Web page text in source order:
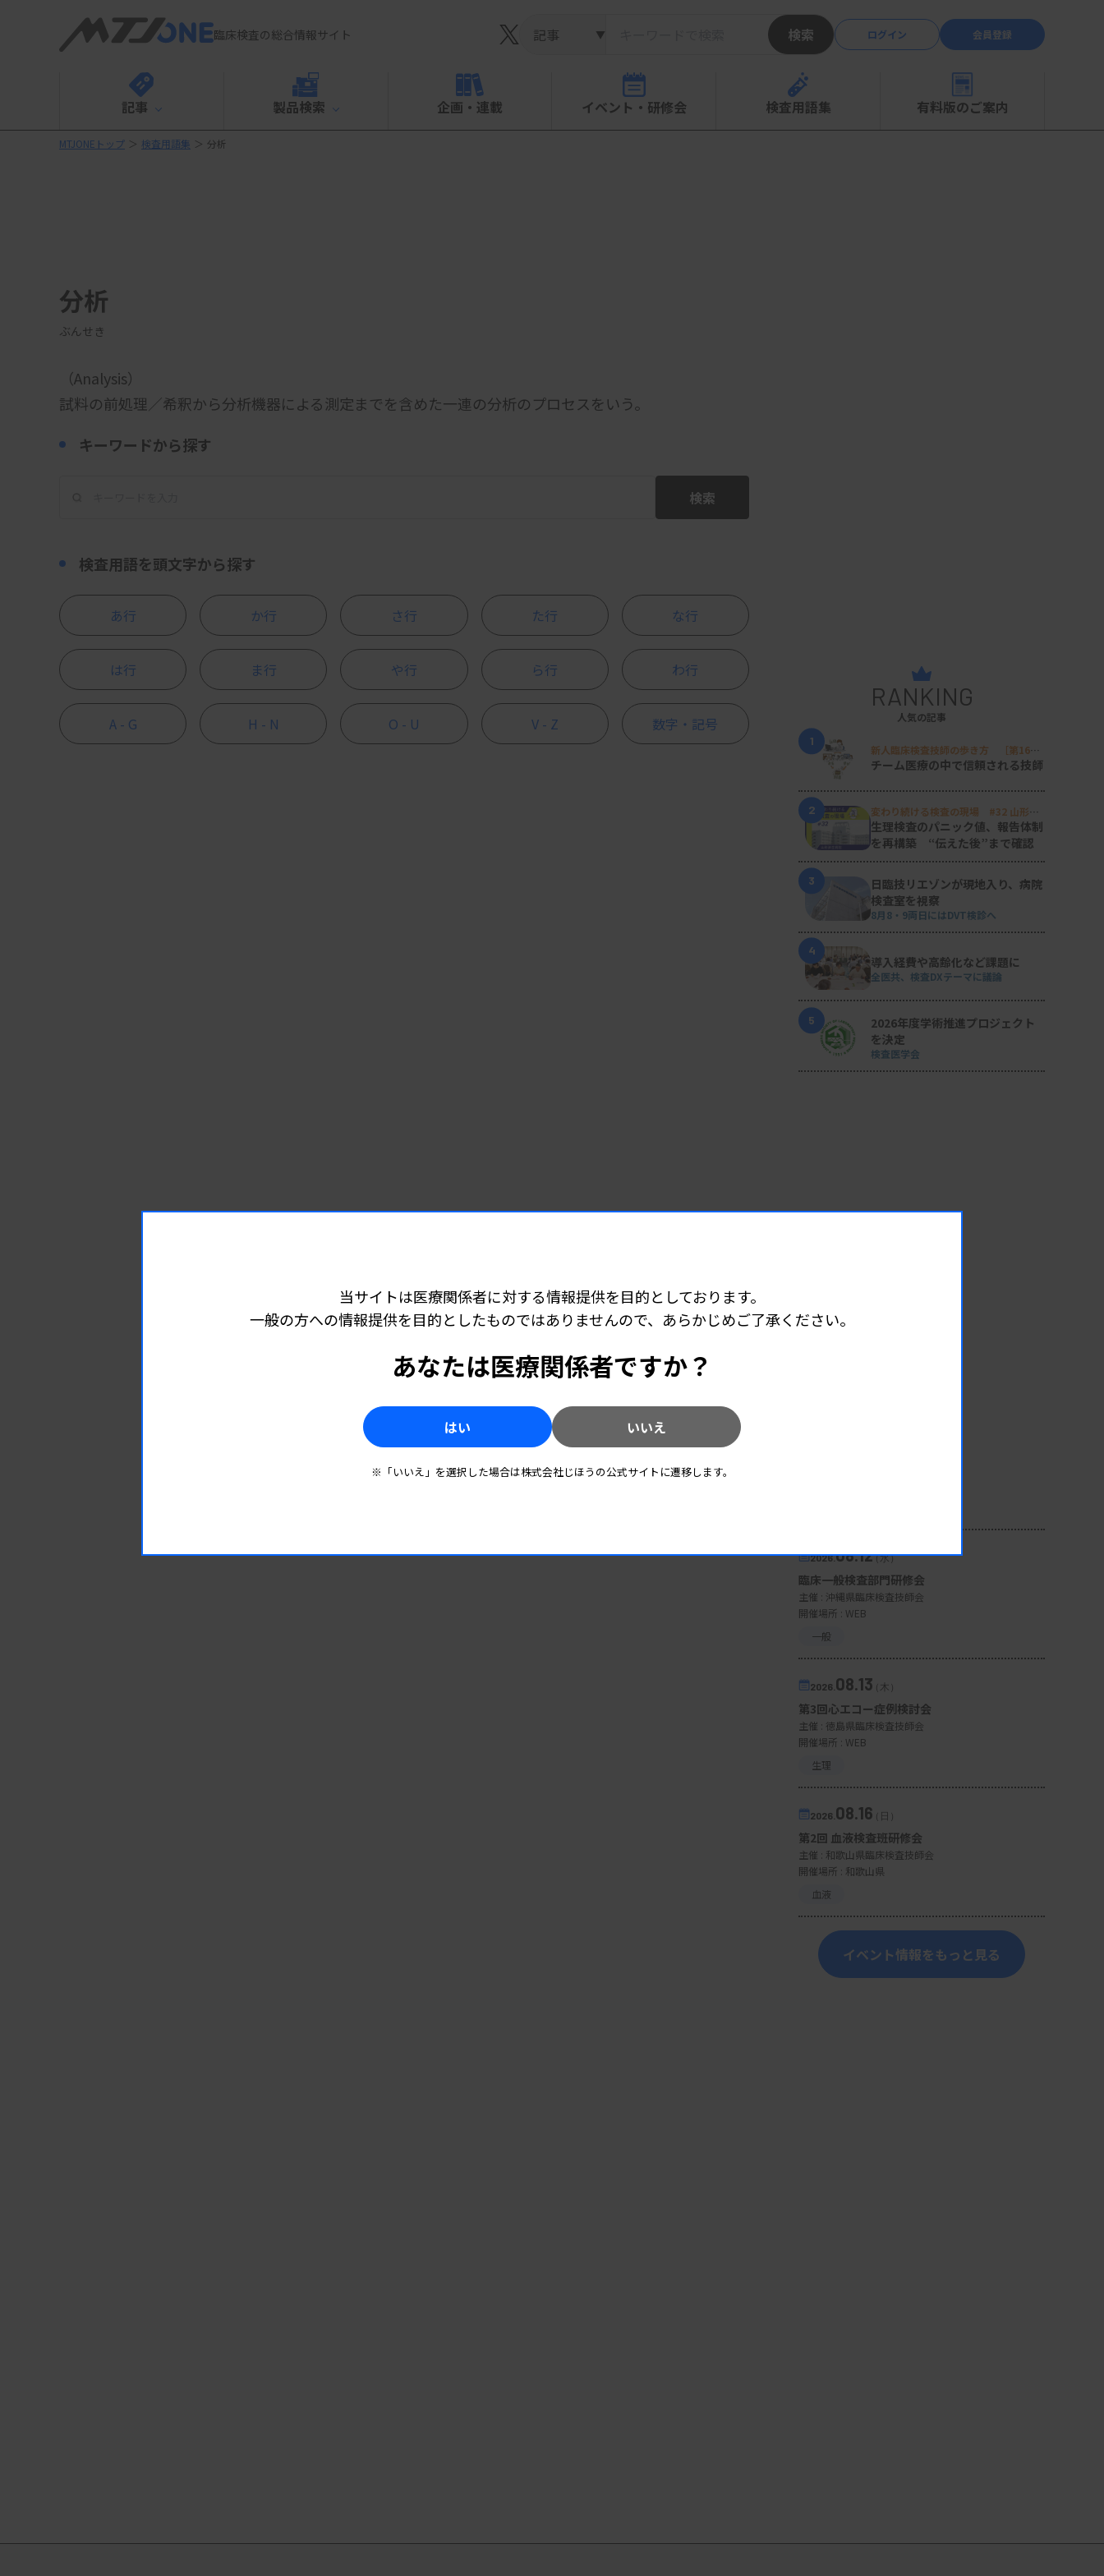
臨床検査の総合情報サイト ▼ 検索 ログイン 会員登録
記事 製品検索 企画・連載 イベント・研修会 検査用語集 有料版のご案内
MTJONEトップ ＞ 検査用語集 ＞ 分析
分析
ぶんせき
（Analysis）
試料の前処理／希釈から分析機器による測定までを含めた一連の分析のプロセスをいう。
キーワードから探す
検索
検査用語を頭文字から探す
あ行 か行 さ行 た行 な行
は行 ま行 や行 ら行 わ行
A - G H - N O - U V - Z 数字・記号
RANKING
人気の記事
1
新人臨床検査技師の歩き方 ［第16
回］
チーム医療の中で信頼される技師
2
変わり続ける検査の現場 #32 山形済
生病院
生理検査のパニック値、報告体制
を再構築 “伝えた後”まで確認
3
日臨技リエゾンが現地入り、病院
検査室を視察
8月8・9両日にはDVT検診へ
4
導入経費や高齢化など課題に
全医共、検査DXテーマに議論
5
2026年度学術推進プロジェクト
を決定
検査医学会
2026.08.12（水）
臨床一般検査部門研修会
主催 : 沖縄県臨床検査技師会
開催場所 : WEB
一般
2026. 08.13（木）
第3回心エコー症例検討会
主催 : 徳島県臨床検査技師会
開催場所 : WEB
生理
2026. 08.16（日）
第2回 血液検査班研修会
主催 : 和歌山県臨床検査技師会
開催場所 : 和歌山県
血液
イベント情報をもっと見る
当サイトは医療関係者に対する情報提供を目的としております。
一般の方への情報提供を目的としたものではありませんので、あらかじめご了承ください。
あなたは医療関係者ですか？
はい いいえ
※「いいえ」を選択した場合は株式会社じほうの公式サイトに遷移します。